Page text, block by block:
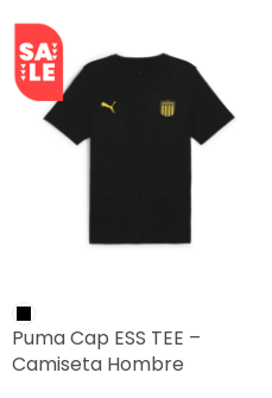
Puma Cap ESS TEE –
Camiseta Hombre